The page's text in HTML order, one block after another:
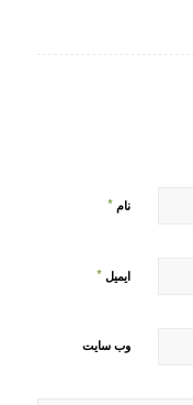
نام *
ایمیل *
وب‌ سایت